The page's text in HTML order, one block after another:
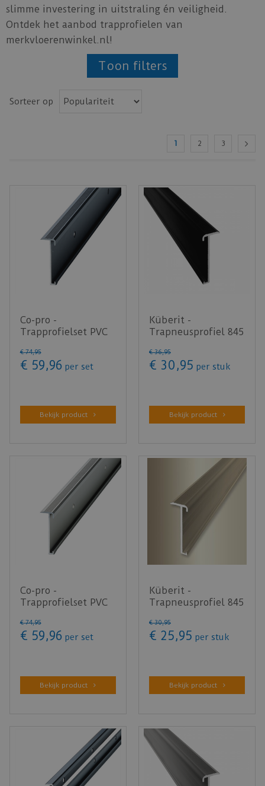
slimme investering in uitstraling én veiligheid.
Ontdek het aanbod trapprofielen van
merkvloerenwinkel.nl!
Toon filters
Sorteer op
1 2 3
Co-pro -
Trapprofielset PVC
bevat 4 stuks
€ 74,95
€ 59,96 per set
Bekijk product
Küberit -
Trapneusprofiel 845
14x43mm t.b.v. …
€ 36,95
€ 30 ,95 per stuk
Bekijk product
Co-pro -
Trapprofielset PVC
bevat 4 stuks
€ 74,95
€ 59,96 per set
Bekijk product
Küberit -
Trapneusprofiel 845
t.b.v. 2-3mm …
€ 30,95
€ 25,95 per stuk
Bekijk product